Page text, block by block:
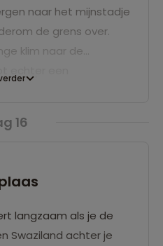
naar het mijnstadje
de grens over.
klim naar de
goudstadje in de
16
langzaam als je de
Swaziland achter je